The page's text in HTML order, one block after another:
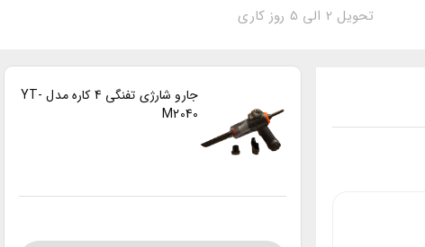
تحویل 2 الی 5 روز کاری
جارو شارژی تفنگی 4 کاره مدل YT-
M2040